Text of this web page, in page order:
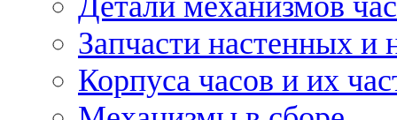
Запчасти настенных и
Корпуса часов и их